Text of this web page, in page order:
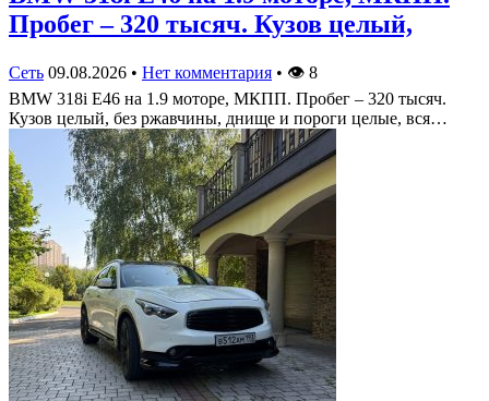
Пробег – 320 тысяч. Кузов целый,
Сеть 09.08.2026 • Нет комментария • 👁 8
BMW 318i E46 на 1.9 моторе, МКПП. Пробег – 320 тысяч.
Кузов целый, без ржавчины, днище и пороги целые, вся…